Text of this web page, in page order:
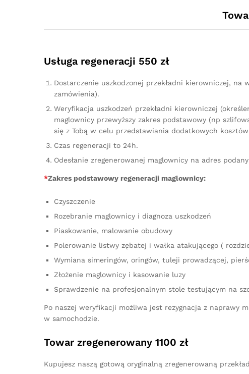
Usługa regeneracji 550 zł
Dostarczenie uszkodzonej przekładni kierowniczej,
zamówienia).
Weryfikacja uszkodzeń przekładni kierowniczej
maglownicy przewyższy zakres podstawowy (np
się z Tobą w celu przedstawiania dodatkowych
Czas regeneracji to 24h.
Odesłanie zregenerowanej maglownicy na adres
*Zakres podstawowy regeneracji maglownicy:
Czyszczenie
Rozebranie maglownicy i diagnoza uszkodzeń
Piaskowanie, malowanie obudowy
Polerowanie listwy zębatej i wałka atakującego (
Wymiana simeringów, oringów, tuleji prowadzącej,
Złożenie maglownicy i kasowanie luzy
Sprawdzenie na profesjonalnym stole testującym na
Po naszej weryfikacji możliwa jest rezygnacja z naprawy
w samochodzie.
Towar zregenerowany 1100 zł
Kupujesz naszą gotową oryginalną zregenerowaną